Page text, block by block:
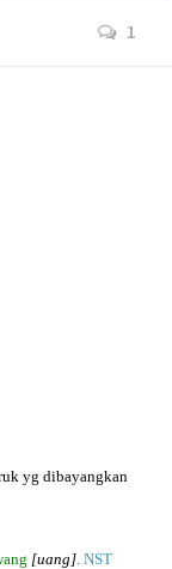
1
yg dibayangkan
[uang] NST